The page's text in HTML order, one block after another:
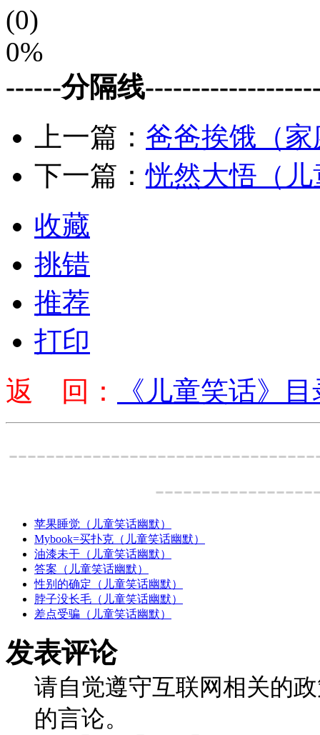
(0)
0%
------分隔线
上一篇： 爸爸挨饿（
下一篇：恍然大悟（
收藏
挑错
推荐
打印
返 回：
《儿童笑话》
苹果睡觉（儿童笑话幽默）
Mybook=买扑克（儿童笑话幽默）
油漆未干（儿童笑话幽默）
答案（儿童笑话幽默）
性别的确定（儿童笑话幽默）
脖子没长毛（儿童笑话幽默）
差点受骗（儿童笑话幽默）
发表评论
请自觉遵守互联网相关的
的言论。